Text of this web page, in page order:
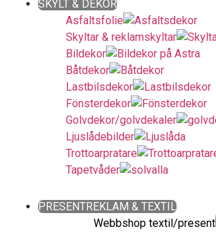
SKYLT & DEKOR
Asfaltsfolie
Skyltar & reklamskyltar
Bildekor
Båtdekor
Lastbilsdekor
Fönsterdekor
Golvdekor/golvdekaler
Ljuslådebilder
Trottoarpratare
Tapetvåder
PRESENTREKLAM & TEXTIL
Webbshop textil/present